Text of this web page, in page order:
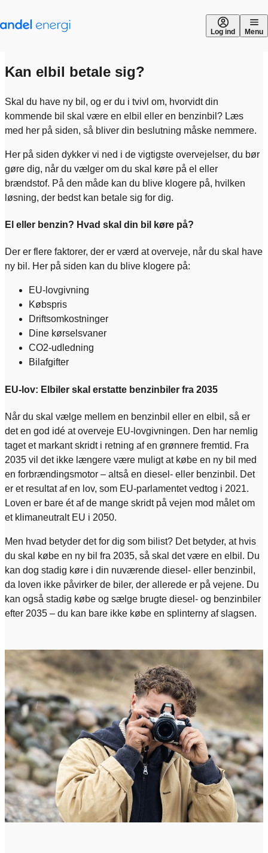
Log ind Menu
Kan elbil betale sig?
Skal du have ny bil, og er du i tvivl om, hvorvidt din
kommende bil skal være en elbil eller en benzinbil? Læs
med her på siden, så bliver din beslutning måske nemmere.
Her på siden dykker vi ned i de vigtigste overvejelser, du bør
gøre dig, når du vælger om du skal køre på el eller
brændstof. På den måde kan du blive klogere på, hvilken
løsning, der bedst kan betale sig for dig.
El eller benzin? Hvad skal din bil køre på?
Der er flere faktorer, der er værd at overveje, når du skal have
ny bil. Her på siden kan du blive klogere på:
EU-lovgivning
Købspris
Driftsomkostninger
Dine kørselsvaner
CO2-udledning
Bilafgifter
EU-lov: Elbiler skal erstatte benzinbiler fra 2035
Når du skal vælge mellem en benzinbil eller en elbil, så er
det en god idé at overveje EU-lovgivningen. Den har nemlig
taget et markant skridt i retning af en grønnere fremtid. Fra
2035 vil det ikke længere være muligt at købe en ny bil med
en forbrændingsmotor – altså en diesel- eller benzinbil. Det
er et resultat af en lov, som EU-parlamentet vedtog i 2021.
Loven er bare ét af de mange skridt på vejen mod målet om
et klimaneutralt EU i 2050.
Men hvad betyder det for dig som bilist? Det betyder, at hvis
du skal købe en ny bil fra 2035, så skal det være en elbil. Du
kan dog stadig køre i din nuværende diesel- eller benzinbil,
da loven ikke påvirker de biler, der allerede er på vejene. Du
kan også stadig købe og sælge brugte diesel- og benzinbiler
efter 2035 – du kan bare ikke købe en splinterny af slagsen.